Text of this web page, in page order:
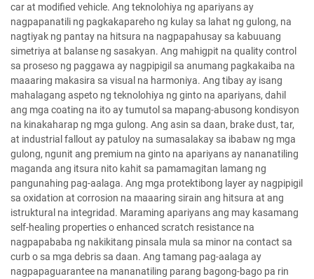
car at modified vehicle. Ang teknolohiya ng apariyans ay
nagpapanatili ng pagkakapareho ng kulay sa lahat ng gulong, na
nagtiyak ng pantay na hitsura na nagpapahusay sa kabuuang
simetriya at balanse ng sasakyan. Ang mahigpit na quality control
sa proseso ng paggawa ay nagpipigil sa anumang pagkakaiba na
maaaring makasira sa visual na harmoniya. Ang tibay ay isang
mahalagang aspeto ng teknolohiya ng ginto na apariyans, dahil
ang mga coating na ito ay tumutol sa mapang-abusong kondisyon
na kinakaharap ng mga gulong. Ang asin sa daan, brake dust, tar,
at industrial fallout ay patuloy na sumasalakay sa ibabaw ng mga
gulong, ngunit ang premium na ginto na apariyans ay nananatiling
maganda ang itsura nito kahit sa pamamagitan lamang ng
pangunahing pag-aalaga. Ang mga protektibong layer ay nagpipigil
sa oxidation at corrosion na maaaring sirain ang hitsura at ang
istruktural na integridad. Maraming apariyans ang may kasamang
self-healing properties o enhanced scratch resistance na
nagpapababa ng nakikitang pinsala mula sa minor na contact sa
curb o sa mga debris sa daan. Ang tamang pag-aalaga ay
nagpapaguarantee na mananatiling parang bagong-bago pa rin